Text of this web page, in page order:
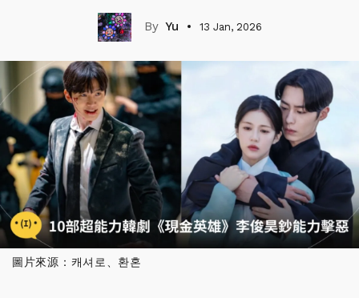
Yu 13 Jan, 2026
圖片來源：캐셔로、환혼